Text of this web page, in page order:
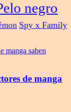
negro
Spy x Family
de manga